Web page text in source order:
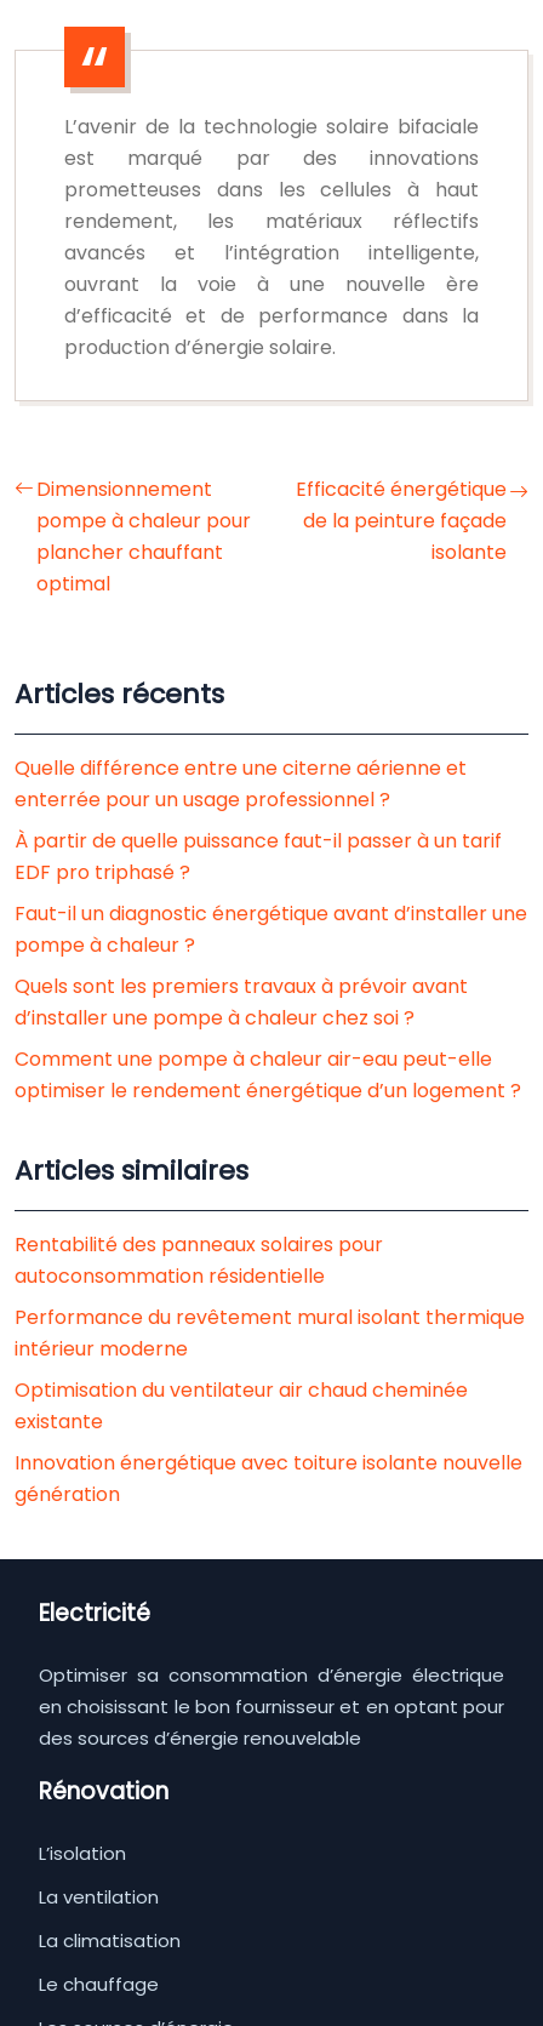
L’avenir de la technologie solaire bifaciale
est marqué par des innovations
prometteuses dans les cellules à haut
rendement, les matériaux réflectifs
avancés et l’intégration intelligente,
ouvrant la voie à une nouvelle ère
d’efficacité et de performance dans la
production d’énergie solaire.
Dimensionnement
pompe à chaleur pour
plancher chauffant
optimal
Efficacité énergétique
de la peinture façade
isolante
Articles récents
Quelle différence entre une citerne aérienne et
enterrée pour un usage professionnel ?
À partir de quelle puissance faut-il passer à un tarif
EDF pro triphasé ?
Faut-il un diagnostic énergétique avant d’installer une
pompe à chaleur ?
Quels sont les premiers travaux à prévoir avant
d’installer une pompe à chaleur chez soi ?
Comment une pompe à chaleur air-eau peut-elle
optimiser le rendement énergétique d’un logement ?
Articles similaires
Rentabilité des panneaux solaires pour
autoconsommation résidentielle
Performance du revêtement mural isolant thermique
intérieur moderne
Optimisation du ventilateur air chaud cheminée
existante
Innovation énergétique avec toiture isolante nouvelle
génération
Electricité
Optimiser sa consommation d’énergie électrique
en choisissant le bon fournisseur et en optant pour
des sources d’énergie renouvelable
Rénovation
L’isolation
La ventilation
La climatisation
Le chauffage